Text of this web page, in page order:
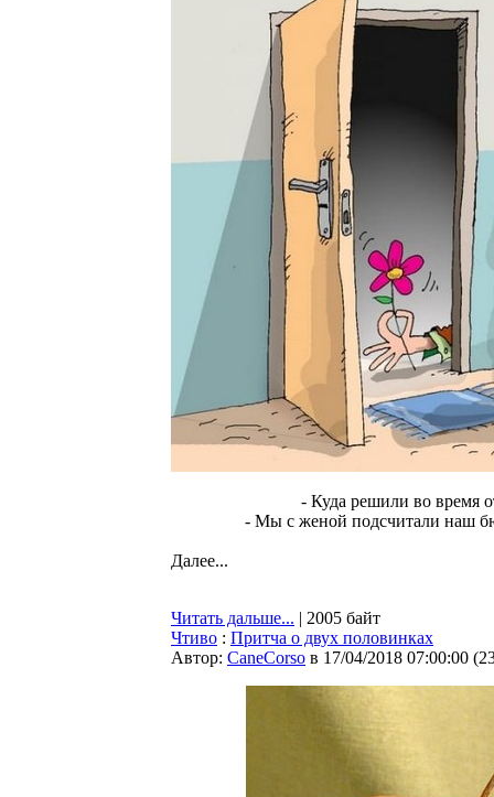
- Куда решили во время
- Мы с женой подсчитали наш
Далее...
Читать дальше... | 2005 байт
Чтиво : Притча о двух половинках
Автор: CaneCorso в 17/04/2018 07:00:00 (